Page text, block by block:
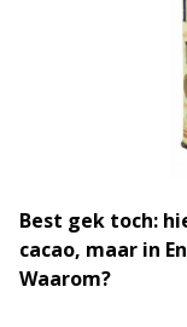
Best gek toch:
cacao, maar in
Waarom?